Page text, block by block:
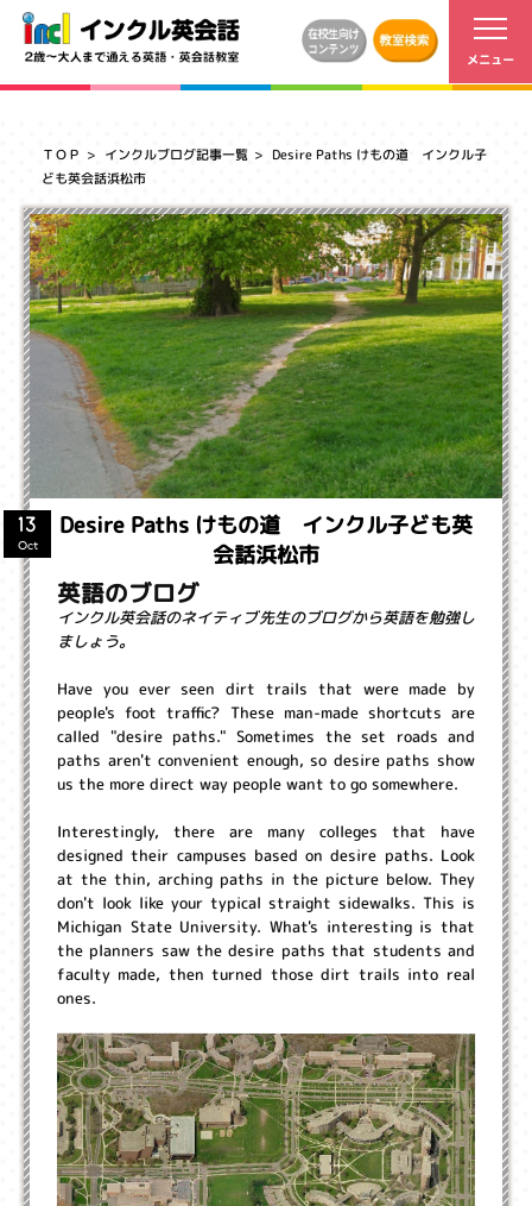
ＴＯＰ インクルブログ記事一覧 Desire Paths けもの道 インクル子
ども英会話浜松市
Desire Paths けもの道 インクル子ども英
会話浜松市
13
Oct
英語のブログ
インクル英会話のネイティブ先生のブログから英語を勉強し
ましょう。
Have you ever seen dirt trails that were made by
people's foot traffic? These man-made shortcuts are
called "desire paths." Sometimes the set roads and
paths aren't convenient enough, so desire paths show
us the more direct way people want to go somewhere.
Interestingly, there are many colleges that have
designed their campuses based on desire paths. Look
at the thin, arching paths in the picture below. They
don't look like your typical straight sidewalks. This is
Michigan State University. What's interesting is that
the planners saw the desire paths that students and
faculty made, then turned those dirt trails into real
ones.